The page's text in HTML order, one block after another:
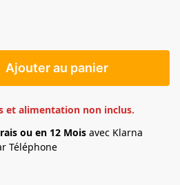
Ajouter au panier
et alimentation non inclus.
ou en 12 Mois avec Klarna
Téléphone